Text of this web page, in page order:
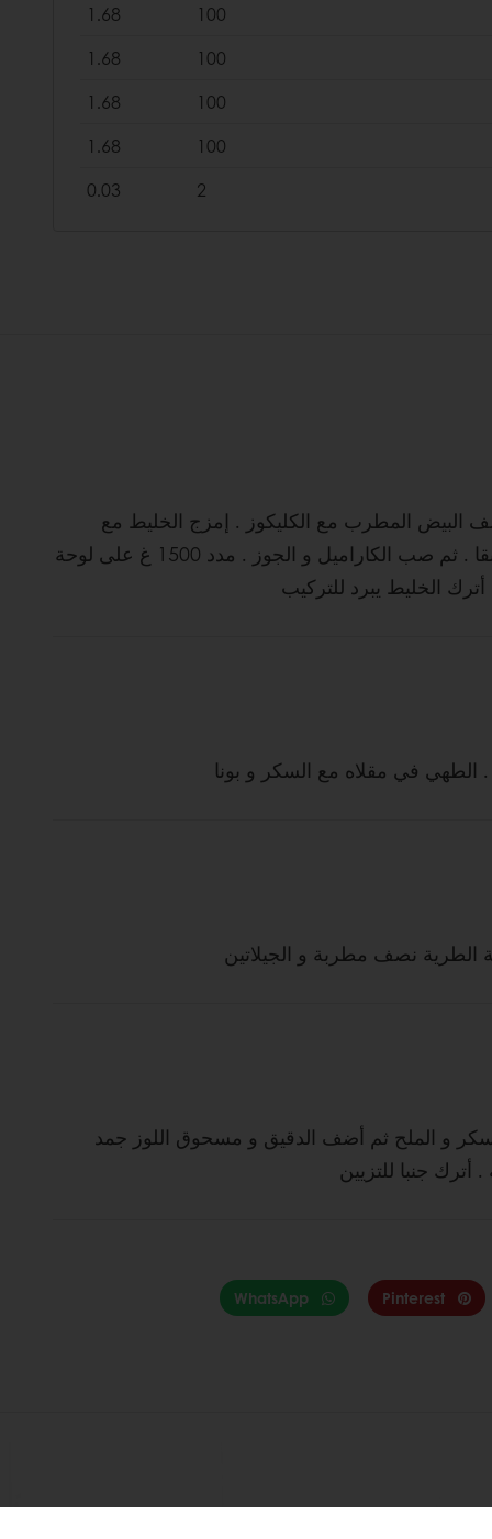
100
1.68
100
1.68
100
1.68
100
1.68
2
0.03
البيض المطرب مع الكليكوز . إمزج الخليط مع
الدقيق، مسحوق اللوز و سبيدو المغربل مسبقا . ثم صب الكاراميل و الجوز . مدد 1500 غ على لوحة
في مقلاه مع السكر و بونا
الطرية نصف مطربة و الجيلاتين
و الملح ثم أضف الدقيق و مسحوق اللوز جمد
Pinterest
WhatsApp